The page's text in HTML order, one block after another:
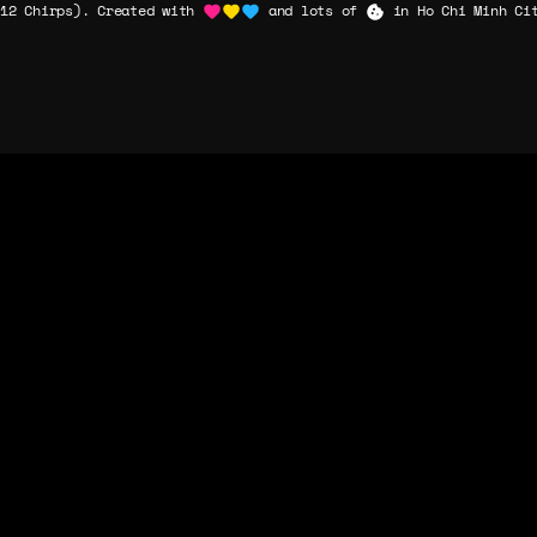
12 Chirps). Created with
and lots of in Ho Chi Minh